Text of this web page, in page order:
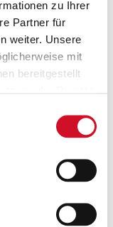
zu Ihrer
Partner für
weiter. Unsere
mit
bereitgestellt
wird deine